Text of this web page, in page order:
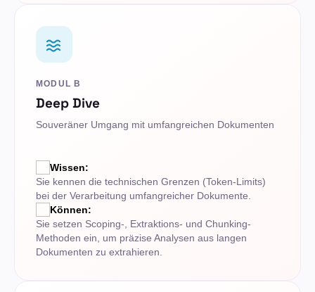
MODUL B
Deep Dive
Souveräner Umgang mit umfangreichen Dokumenten
Wissen:
Sie kennen die technischen Grenzen (Token-Limits)
bei der Verarbeitung umfangreicher Dokumente.
Können:
Sie setzen Scoping-, Extraktions- und Chunking-
Methoden ein, um präzise Analysen aus langen
Dokumenten zu extrahieren.